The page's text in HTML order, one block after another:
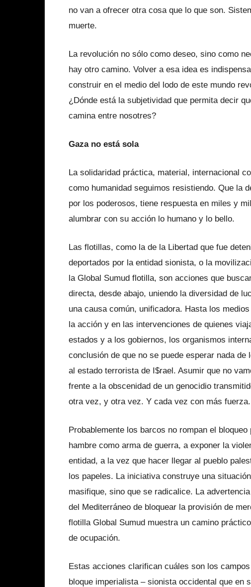
no van a ofrecer otra cosa que lo que son.
muerte.
La revolución no sólo como deseo, sino como
hay otro camino. Volver a esa idea es
construir en el medio del lodo de este mundo
¿Dónde está la subjetividad que permita decir
camina entre nosotres?
Gaza no está sola
La solidaridad práctica, material, internacional
como humanidad seguimos resistiendo. Que la
por los poderosos, tiene respuesta en miles y
alumbrar con su acción lo humano y lo bello.
Las flotillas, como la de la Libertad que fue
deportados por la entidad sionista, o la
la Global Sumud flotilla, son acciones que
directa, desde abajo, uniendo la diversidad de
una causa común, unificadora. Hasta los
la acción y en las intervenciones de quienes
estados y a los gobiernos, los organismos
conclusión de que no se puede esperar nada
al estado terrorista de I$rael. Asumir que no
frente a la obscenidad de un genocidio
otra vez, y otra vez. Y cada vez con más fuerza.
Probablemente los barcos no rompan el
hambre como arma de guerra, a exponer la
entidad, a la vez que hacer llegar al pueblo
los papeles. La iniciativa construye una
masifique, sino que se radicalice. La
del Mediterráneo de bloquear la provisión de
flotilla Global Sumud muestra un camino
de ocupación.
Estas acciones clarifican cuáles son los
bloque imperialista – sionista occidental que en